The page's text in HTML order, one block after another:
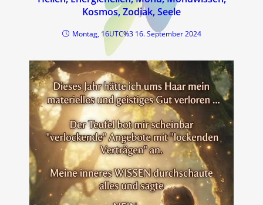
Kosmos, Zodiak, Seele
Montag, 16UTC%3 16. September 2024